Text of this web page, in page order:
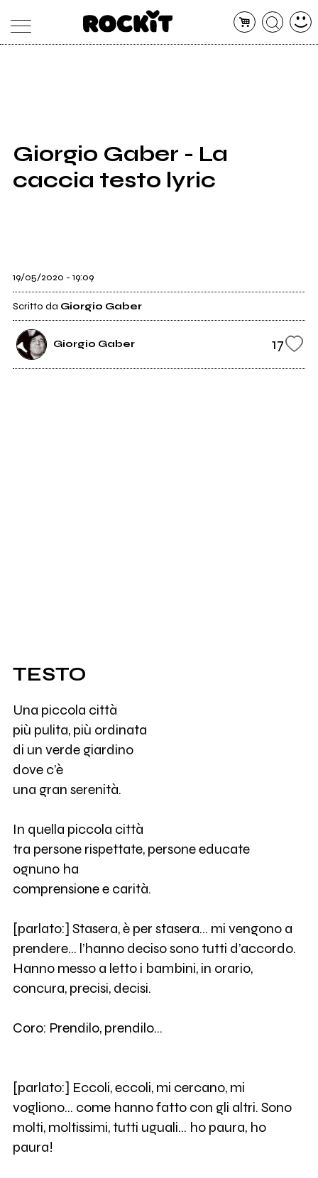
SHOP
RADIO
Giorgio Gaber - La
caccia testo lyric
19/05/2020 - 19:09
Scritto da Giorgio Gaber
Giorgio Gaber 17
TESTO
Una piccola città
più pulita, più ordinata
di un verde giardino
dove c’è
una gran serenità.
In quella piccola città
tra persone rispettate, persone educate
ognuno ha
comprensione e carità.
[parlato:] Stasera, è per stasera… mi vengono a
prendere… l’hanno deciso sono tutti d’accordo.
Hanno messo a letto i bambini, in orario,
concura, precisi, decisi.
Coro: Prendilo, prendilo…
[parlato:] Eccoli, eccoli, mi cercano, mi
vogliono… come hanno fatto con gli altri. Sono
molti, moltissimi, tutti uguali… ho paura, ho
paura!